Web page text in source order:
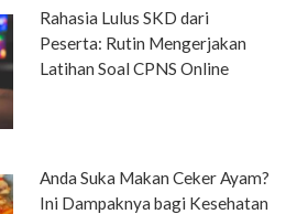
Rahasia Lulus SKD dari
Peserta: Rutin Mengerjakan
Latihan Soal CPNS Online
Anda Suka Makan Ceker Ayam?
Ini Dampaknya bagi Kesehatan